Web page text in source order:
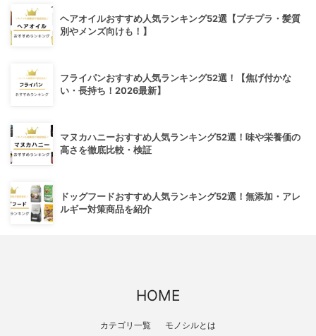
ヘアオイルおすすめ人気ランキング52選【プチプラ・髪質
別やメンズ向けも！】
フライパンおすすめ人気ランキング52選！【焦げ付かな
い・長持ち！2026最新】
マヌカハニーおすすめ人気ランキング52選！味や栄養価の
高さを徹底比較・検証
ドッグフードおすすめ人気ランキング52選！無添加・アレ
ルギー対策商品を紹介
HOME
カテゴリ一覧 モノシルとは